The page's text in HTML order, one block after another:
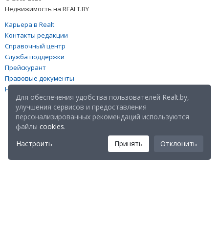
Недвижимость на REALT.BY
Карьера в Realt
Контакты редакции
Справочный центр
Служба поддержки
Прейскурант
Правовые документы
Настройка файлов cookies
Для обеспечения удобства пользователей Realt.by,
улучшения сервисов и предоставления
персонализированных рекомендаций используются
файлы cookies.
Настроить
Принять Отклонить